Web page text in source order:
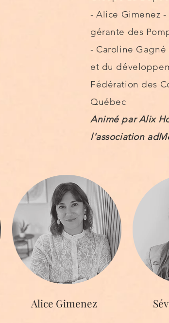
- Alice Gimenez
gérante des
- Caroline
et du
Fédération des
Québec
Animé par Alix
l'association
Alice Gimenez